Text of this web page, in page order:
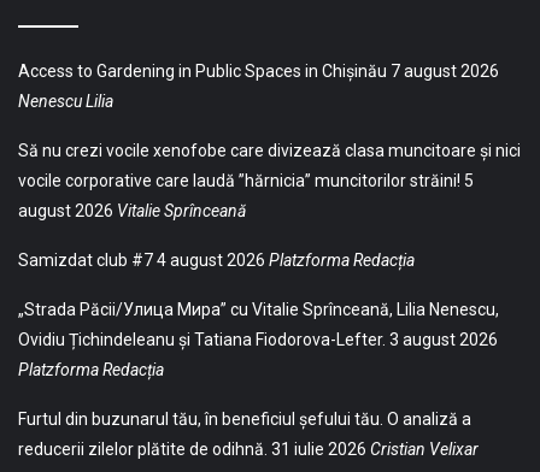
Access to Gardening in Public Spaces in Chișinău 7 august 2026
Nenescu Lilia
Să nu crezi vocile xenofobe care divizează clasa muncitoare și nici
vocile corporative care laudă ”hărnicia” muncitorilor străini! 5
august 2026 Vitalie Sprînceană
Samizdat club #74 august 2026 Platzforma Redacția
„Strada Păcii/Улица Мира” cu Vitalie Sprînceană, Lilia Nenescu,
Ovidiu Țichindeleanu și Tatiana Fiodorova-Lefter. 3 august 2026
Platzforma Redacția
Furtul din buzunarul tău, în beneficiul șefului tău. O analiză a
reducerii zilelor plătite de odihnă. 31 iulie 2026 Cristian Velixar